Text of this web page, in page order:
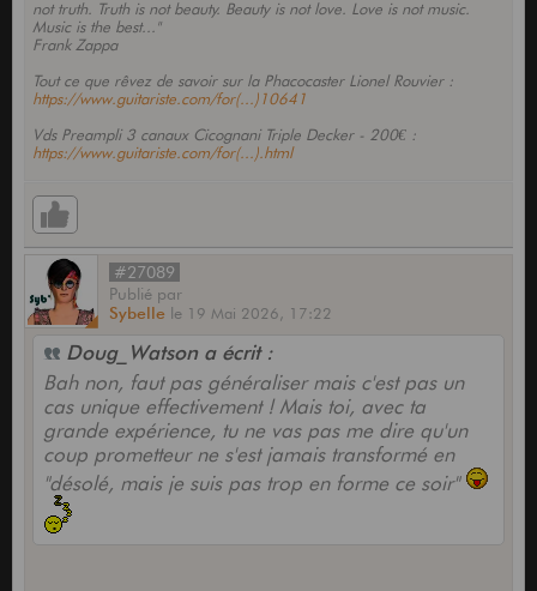
not truth. Truth is not beauty. Beauty is not love. Love is not music.
Music is the best..."
Frank Zappa
Tout ce que rêvez de savoir sur la Phacocaster Lionel Rouvier :
https://www.guitariste.com/for(...)10641
Vds Preampli 3 canaux Cicognani Triple Decker - 200€ :
https://www.guitariste.com/for(...).html
#27089
Publié par
Sybelle le 19 Mai 2026, 17:22
Doug_Watson a écrit :
Bah non, faut pas généraliser mais c'est pas un
cas unique effectivement ! Mais toi, avec ta
grande expérience, tu ne vas pas me dire qu'un
coup prometteur ne s'est jamais transformé en
"désolé, mais je suis pas trop en forme ce soir"